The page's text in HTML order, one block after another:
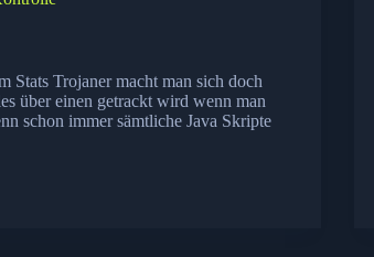
Stats Trojaner macht man sich doch
über einen getrackt wird wenn man
schon immer sämtliche Java Skripte